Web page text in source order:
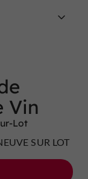
Vin
Lot
SUR LOT